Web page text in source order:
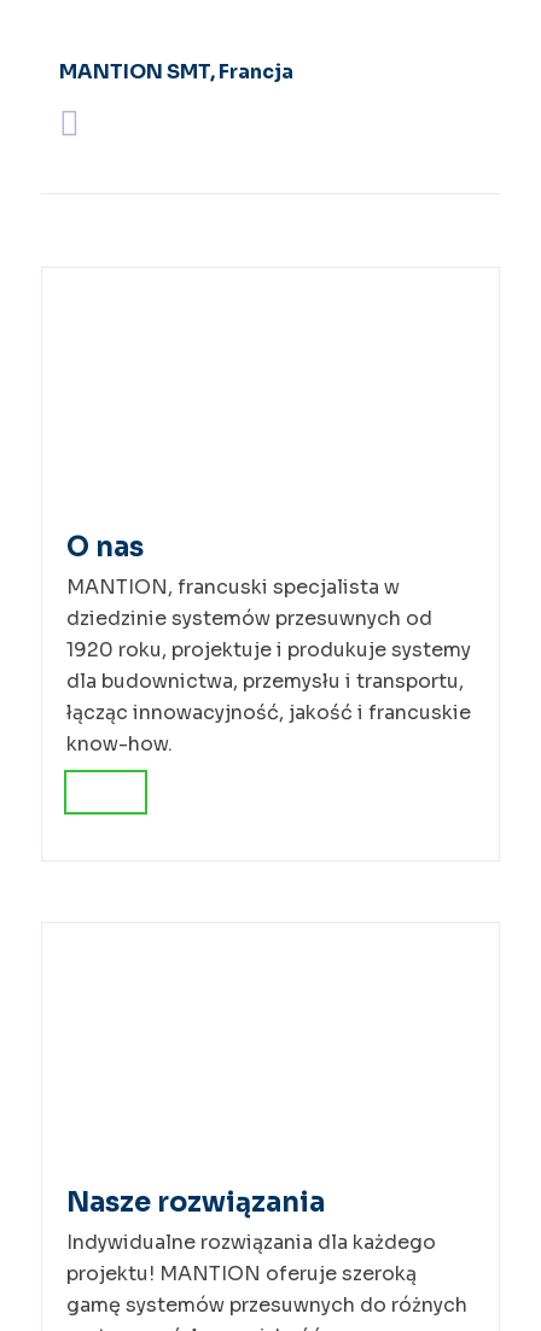
MANTION SMT, Francja
O nas
MANTION, francuski specjalista w
dziedzinie systemów przesuwnych od
1920 roku, projektuje i produkuje systemy
dla budownictwa, przemysłu i transportu,
łącząc innowacyjność, jakość i francuskie
know-how.
Nasze rozwiązania
Indywidualne rozwiązania dla każdego
projektu! MANTION oferuje szeroką
gamę systemów przesuwnych do różnych